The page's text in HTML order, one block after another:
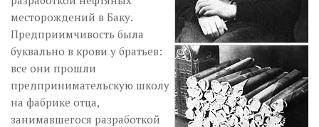
месторождений в Баку.
Предприимчивость была
буквально в крови у братьев:
все они прошли
предпринимательскую школу
на фабрике отца,
занимавшегося разработкой